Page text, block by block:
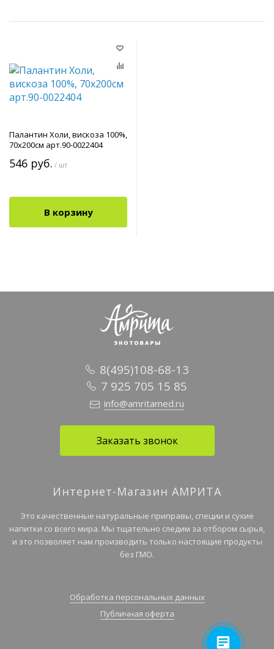
Палантин Холи, вискоза 100%,
70х200см арт.90-0022404
546 руб. / шт
В корзину
8(495)108-68-13
7 925 705 15 85
info@amritamed.ru
Заказать звонок
Интернет-Магазин АМРИТА
Это качественные натуральные приправы, специи и сухие
напитки со всего мира. Мы тщательно следим за отбором сырья,
и это позволяет нам производить только настоящие продукты
без ГМО.
Обработка персональных данных
Публичная оферта